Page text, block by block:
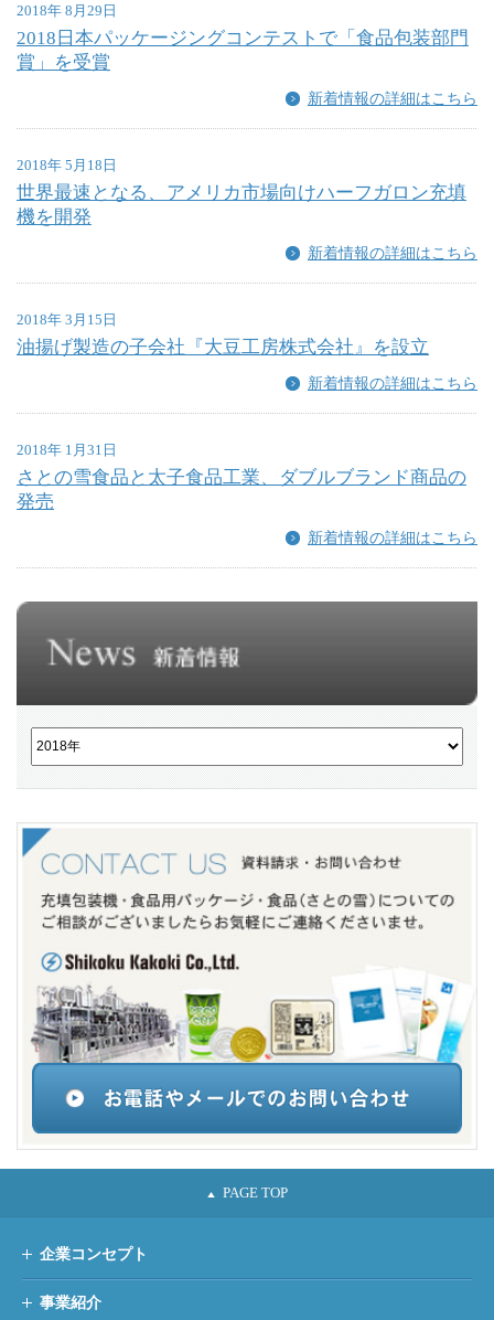
2018年 8月29日
2018日本パッケージングコンテストで「食品包装部門
賞」を受賞
新着情報の詳細はこちら
2018年 5月18日
世界最速となる、アメリカ市場向けハーフガロン充填
機を開発
新着情報の詳細はこちら
2018年 3月15日
油揚げ製造の子会社『大豆工房株式会社』を設立
新着情報の詳細はこちら
2018年 1月31日
さとの雪食品と太子食品工業、ダブルブランド商品の
発売
新着情報の詳細はこちら
企業コンセプト
事業紹介